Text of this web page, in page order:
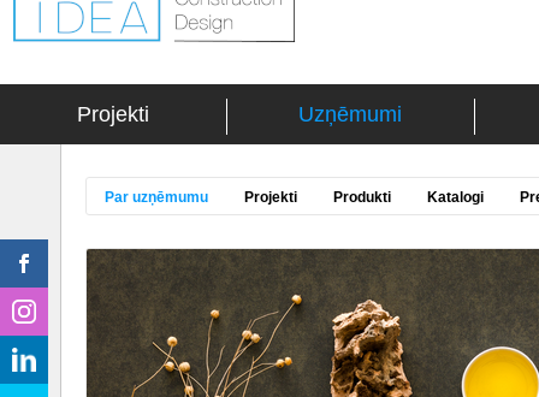
Projekti Uzņēmumi
Par uzņēmumu Projekti Produkti Katalogi